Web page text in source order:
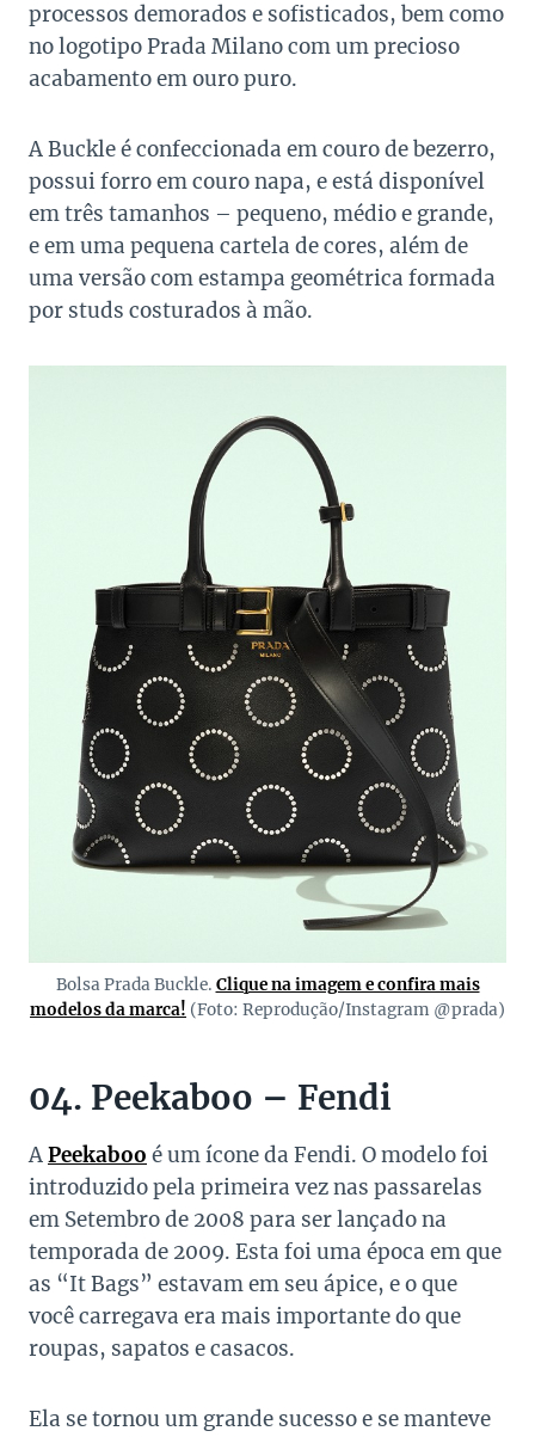
processos demorados e sofisticados, bem como
no logotipo Prada Milano com um precioso
acabamento em ouro puro.
A Buckle é confeccionada em couro de bezerro,
possui forro em couro napa, e está disponível
em três tamanhos – pequeno, médio e grande,
e em uma pequena cartela de cores, além de
uma versão com estampa geométrica formada
por studs costurados à mão.
Bolsa Prada Buckle. Clique na imagem e confira mais
modelos da marca! (Foto: Reprodução/Instagram @prada)
04. Peekaboo – Fendi
APeekaboo é um ícone da Fendi. O modelo foi
introduzido pela primeira vez nas passarelas
em Setembro de 2008 para ser lançado na
temporada de 2009. Esta foi uma época em que
as “It Bags” estavam em seu ápice, e o que
você carregava era mais importante do que
roupas, sapatos e casacos.
Ela se tornou um grande sucesso e se manteve